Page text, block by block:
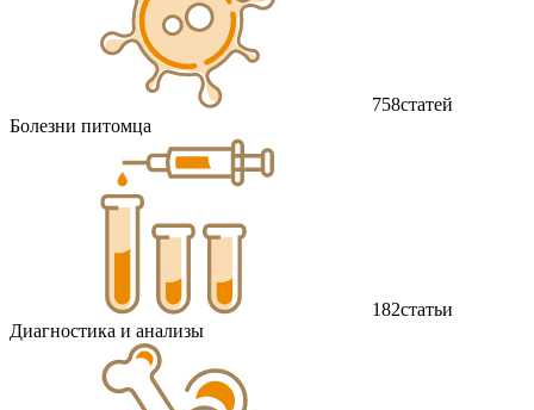
758статей
Болезни питомца
182статьи
Диагностика и анализы